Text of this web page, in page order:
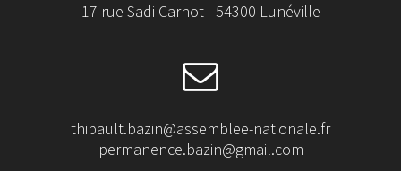
17 rue Sadi Carnot - 54300 Lunéville
thibault.bazin@assemblee-nationale.fr
permanence.bazin@gmail.com